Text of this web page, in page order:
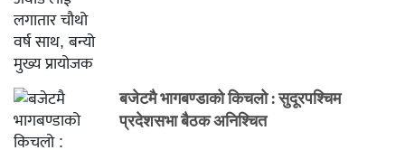
बजेटमै भागबण्डाको किचलो : सुदूरपश्चिम
प्रदेशसभा बैठक अनिश्चित